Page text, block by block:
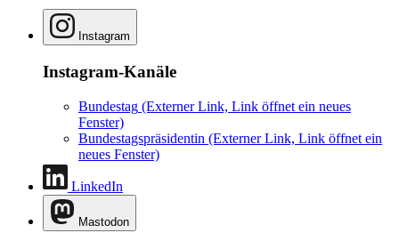
Instagram
Instagram-Kanäle
Bundestag (Externer Link, Link öffnet ein neues
Fenster)
Bundestagspräsidentin (Externer Link, Link öffnet ein
neues Fenster)
LinkedIn
Mastodon